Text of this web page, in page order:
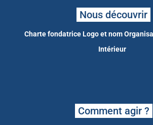
Nous découvrir
Charte fondatrice Logo et nom
Intérieur
Comment agir ?